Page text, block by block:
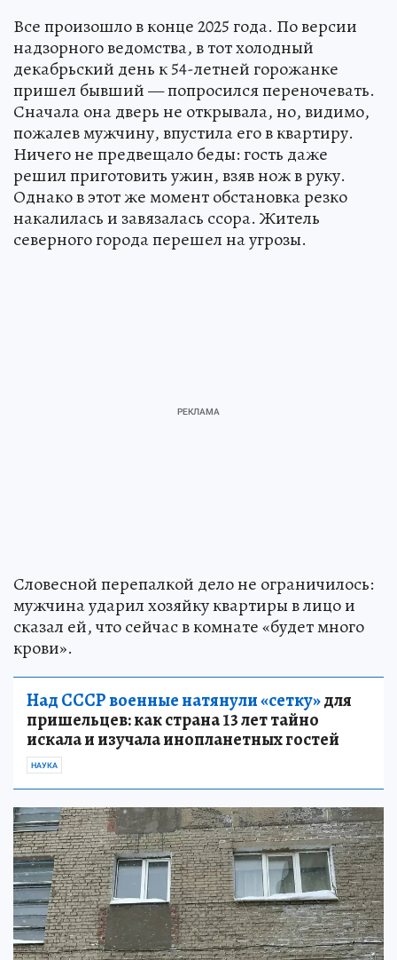
Все произошло в конце 2025 года. По версии
надзорного ведомства, в тот холодный
декабрьский день к 54-летней горожанке
пришел бывший — попросился переночевать.
Сначала она дверь не открывала, но, видимо,
пожалев мужчину, впустила его в квартиру.
Ничего не предвещало беды: гость даже
решил приготовить ужин, взяв нож в руку.
Однако в этот же момент обстановка резко
накалилась и завязалась ссора. Житель
северного города перешел на угрозы.
Словесной перепалкой дело не ограничилось:
мужчина ударил хозяйку квартиры в лицо и
сказал ей, что сейчас в комнате «будет много
крови».
Над СССР военные натянули «сетку»для
пришельцев: как страна 13 лет тайно
искала и изучала инопланетных гостей
НАУКА